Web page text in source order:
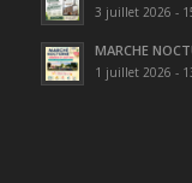
3 juillet 2026 -
MARCHE
1 juillet 2026 -